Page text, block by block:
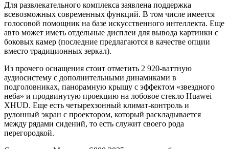
Для развлекательного комплекса заявлена поддержка
всевозможных современных функций. В том числе имеется
голосовой помощник на базе искусственного интеллекта. Еще
авто может иметь отдельные дисплеи для вывода картинки с
боковых камер (последние предлагаются в качестве опции
вместо традиционных зеркал).
Из прочего оснащения стоит отметить 2 920-ваттную
аудиосистему с дополнительными динамиками в
подголовниках, панорамную крышу с эффектом «звездного
неба» и продвинутую проекцию на лобовое стекло Huawei
XHUD. Еще есть четырехзонный климат-контроль и
рулонный экран с проектором, который раскладывается
между рядами сидений, то есть служит своего рода
перегородкой.